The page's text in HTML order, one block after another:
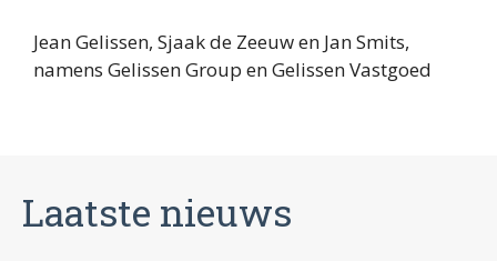
Jean Gelissen, Sjaak de Zeeuw en Jan Smits,
namens Gelissen Group en Gelissen Vastgoed
Laatste nieuws